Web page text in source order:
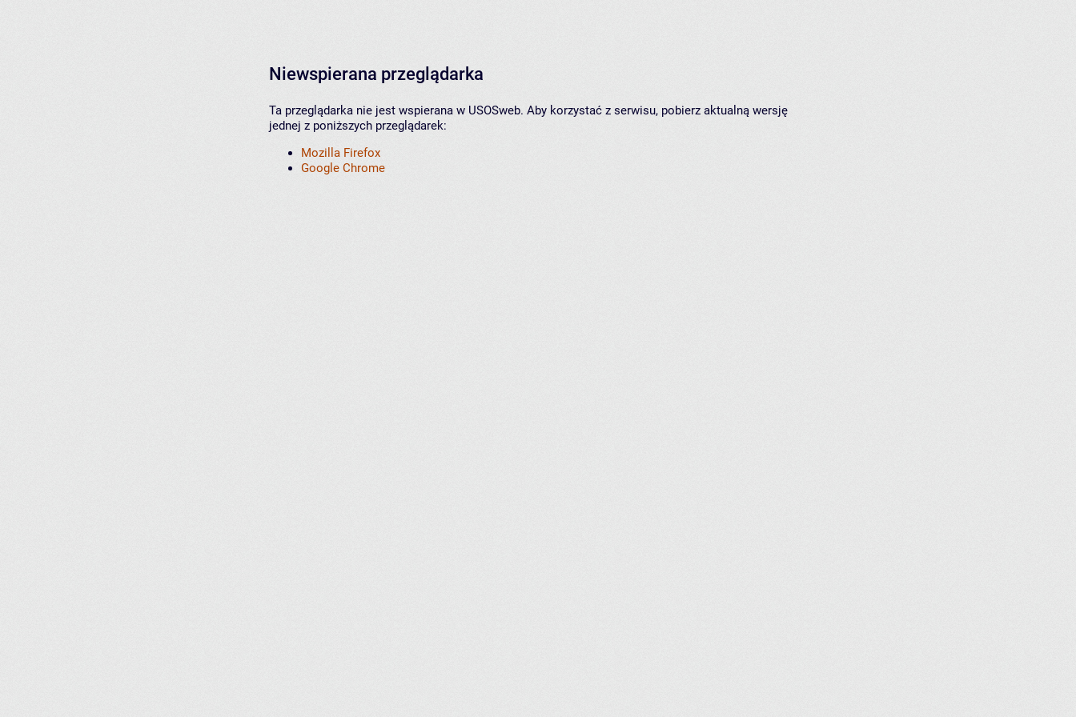
Niewspierana przeglądarka
Ta przeglądarka nie jest wspierana w USOSweb. Aby korzystać z serwisu, pobierz aktualną wersję
jednej z poniższych przeglądarek:
Mozilla Firefox
Google Chrome